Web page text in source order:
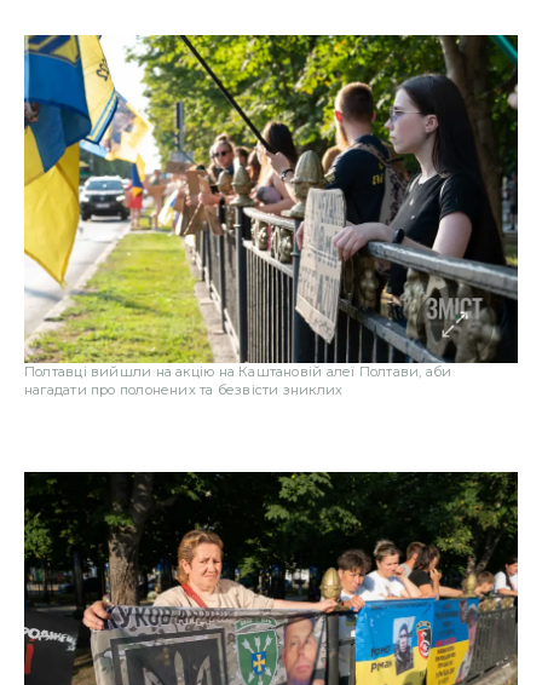
Полтавці вийшли на акцію на Каштановій алеї Полтави, аби
нагадати про полонених та безвісти зниклих